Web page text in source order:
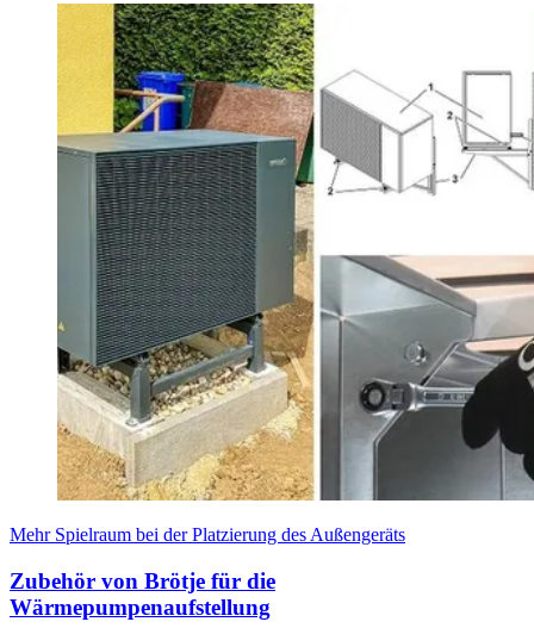
Mehr Spielraum bei der Platzierung des Außengeräts
Zubehör von Brötje für die
Wärmepumpenaufstellung